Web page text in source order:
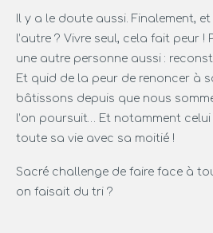
Il y a le doute aussi. Finalement,
l’autre ? Vivre seul, cela fait peur !
une autre personne aussi :
Et quid de la peur de renoncer à
bâtissons depuis que nous
l’on poursuit… Et notamment celui
toute sa vie avec sa moitié !
Sacré challenge de faire face à
on faisait du tri ?